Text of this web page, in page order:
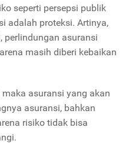
seperti persepsi publik
adalah proteksi. Artinya,
perlindungan asuransi
masih diberi kebaikan
asuransi yang akan
asuransi, bahkan
risiko tidak bisa